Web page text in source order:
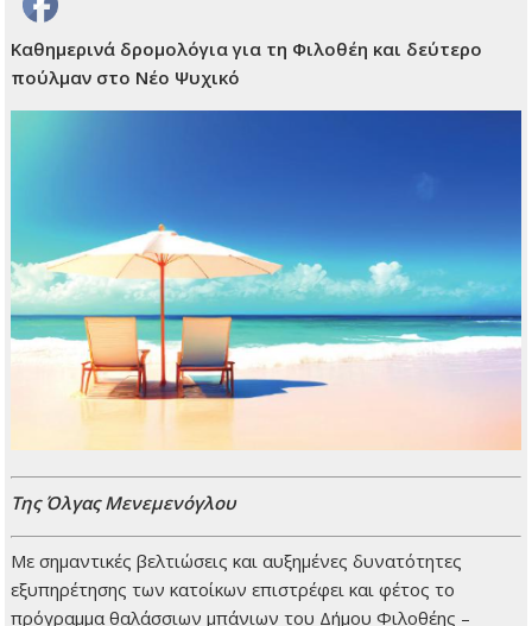
Καθημερινά δρομολόγια για τη Φιλοθέη και δεύτερο
πούλμαν στο Νέο Ψυχικό
Της Όλγας Μενεμενόγλου
Με σημαντικές βελτιώσεις και αυξημένες δυνατότητες
εξυπηρέτησης των κατοίκων επιστρέφει και φέτος το
πρόγραμμα θαλάσσιων μπάνιων του Δήμου Φιλοθέης –